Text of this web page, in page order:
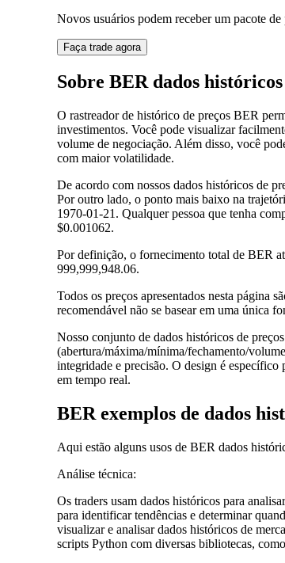
Novos usuários podem receber um pacote
Faça trade agora
Sobre BER dados
O rastreador de histórico de preços BER
investimentos. Você pode visualizar
volume de negociação. Além disso, você
com maior volatilidade.
De acordo com nossos dados históricos de
Por outro lado, o ponto mais baixo na
1970-01-21. Qualquer pessoa que tenha
$0.001062.
Por definição, o fornecimento total de BER
999,999,948.06.
Todos os preços apresentados nesta página
recomendável não se basear em uma única
Nosso conjunto de dados históricos de
(abertura/máxima/mínima/fechamento/
integridade e precisão. O design é
em tempo real.
BER exemplos de dados
Aqui estão alguns usos de BER dados
Análise técnica:
Os traders usam dados históricos para
para identificar tendências e determinar
visualizar e analisar dados históricos de
scripts Python com diversas bibliotecas,